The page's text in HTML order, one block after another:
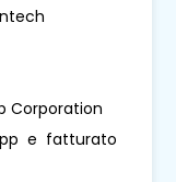
Corporation
e fatturato